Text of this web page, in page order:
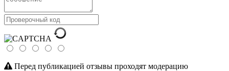
Перед публикацией отзывы проходят модерацию